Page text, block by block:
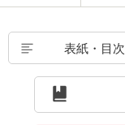
表紙・目次